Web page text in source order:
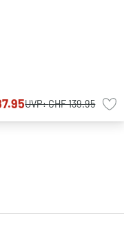
UVP:CHF 139.95